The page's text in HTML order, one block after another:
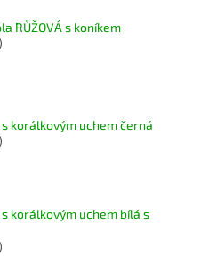
RŮŽOVÁ s koníkem
korálkovým uchem černá
korálkovým uchem bílá s